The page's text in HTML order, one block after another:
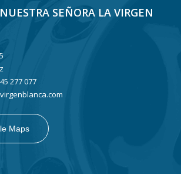
SEÑORA LA VIRGEN
277 077
Maps